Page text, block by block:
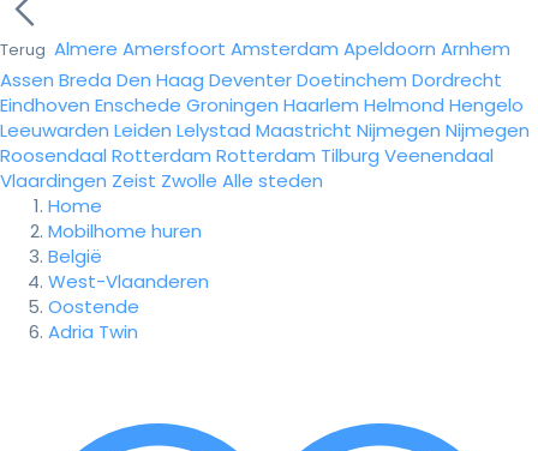
Terug Almere Amersfoort Amsterdam Apeldoorn Arnhem
Assen Breda Den Haag DeventerDoetinchem Dordrecht
Eindhoven Enschede Groningen Haarlem Helmond Hengelo
Leeuwarden Leiden Lelystad Maastricht Nijmegen Nijmegen
Roosendaal Rotterdam Rotterdam Tilburg Veenendaal
Vlaardingen Zeist Zwolle Alle steden
Home
Mobilhome huren
België
West-Vlaanderen
Oostende
Adria Twin